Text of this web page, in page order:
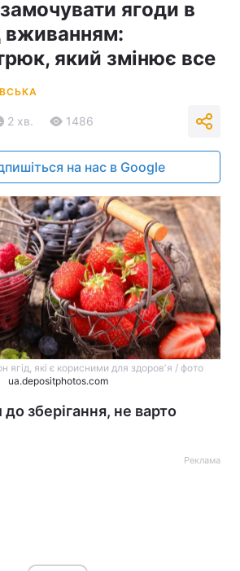
ягоди в
вживанням:
який змінює все
2 хв. 1486
на нас в Google
ягід, які є корисними для здоровʼя / фото
ua.depositphotos.com
зберігання, не варто
Реклама